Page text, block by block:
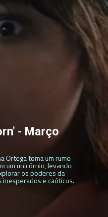
Ortega toma um rumo
um unicórnio, levando
os poderes da
inesperados e caóticos.
- Março